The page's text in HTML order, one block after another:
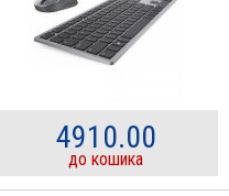
4910.00
до кошика